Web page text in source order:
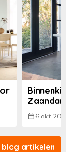
6 okt.
blog artikelen